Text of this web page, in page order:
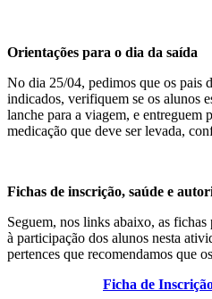
Orientações para o dia da saída
No dia 25/04, pedimos que os pais
indicados, verifiquem se os alunos
lanche para a viagem, e entreguem
medicação que deve ser levada,
Fichas de inscrição, saúde e
Seguem, nos links abaixo, as fichas
à participação dos alunos nesta
pertences que recomendamos que
Ficha de